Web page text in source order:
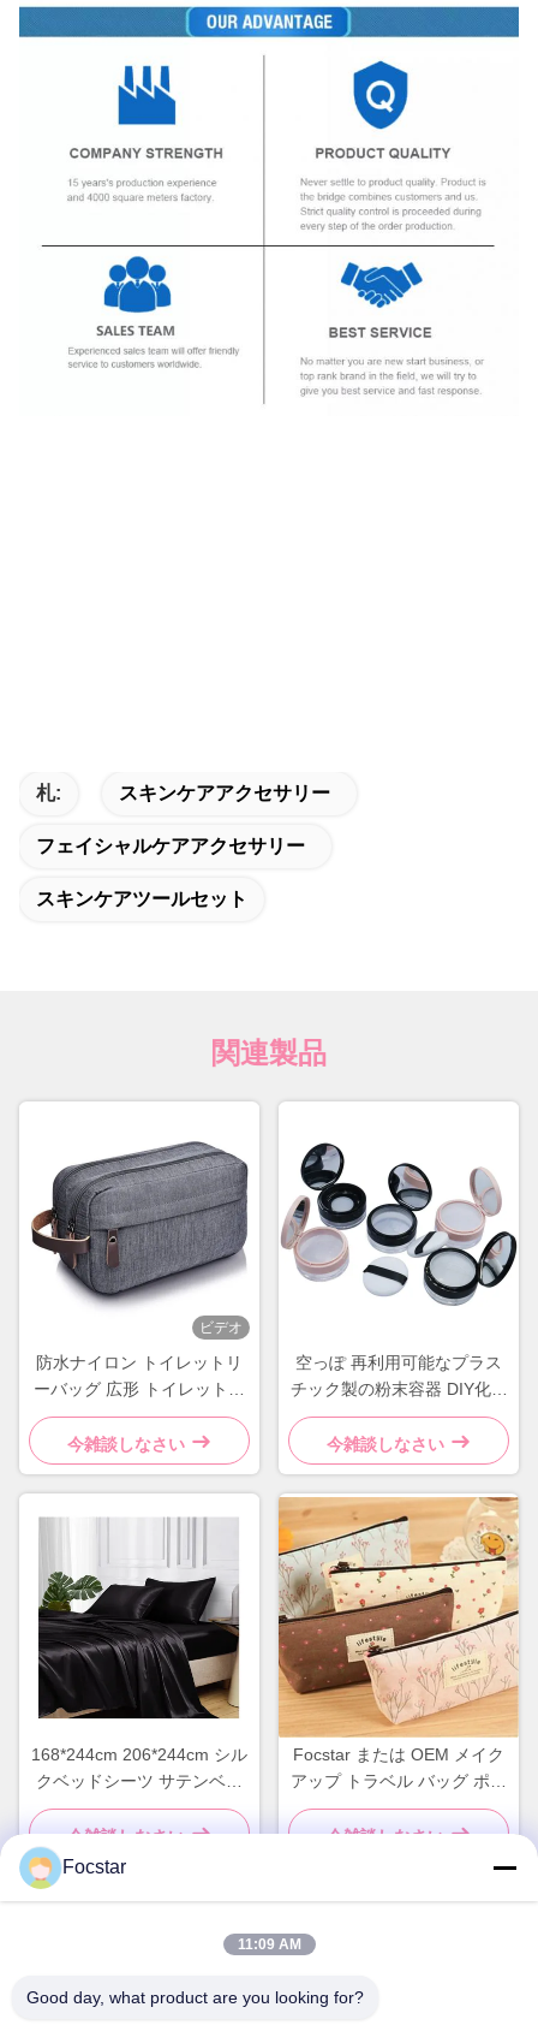
札: スキンケアアクセサリー
フェイシャルケアアクセサリー
スキンケアツールセット
関連製品
ビデオ
防水ナイロン トイレットリ
ーバッグ 広形 トイレットリ
ーバッグ グレーブルー
今雑談しなさい
空っぽ 再利用可能なプラス
チック製の粉末容器 DIY化粧
粉末ケース
今雑談しなさい
168*244cm 206*244cm シル
クベッドシーツ サテンベッ
ドシーツ シルキー寝具セッ
ト
今雑談しなさい
Focstar または OEM メイク
アップ トラベル バッグ ポー
タブル フラワー トイレタリ
ー コスメティック バッグ ケ
今雑談しなさい
Focstar
11:09 AM
Good day, what product are you looking for?